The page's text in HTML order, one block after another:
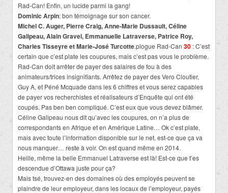
Rad-Can! Enfin, un lucide parmi la gang!
Dominic Arpin: bon témoignage sur son cancer.
Michel C. Auger, Pierre Craig, Anne-Marie Dussault, Céline
Galipeau, Alain Gravel, Emmanuelle Latraverse, Patrice Roy,
Charles Tisseyre et Marie-José Turcotte.plogue Rad-Can 30 : C’est
certain que c’est plate les coupures, mais c’est pas vous le problème.
Rad-Can doit arrêter de payer des salaires de fou à des
animateurs/trices insignifiants. Arrêtez de payer des Vero Cloutier,
Guy A, et Péné Mcquade dans les 6 chiffres et vous serez capables
de payer vos recherchistes et réalisateurs d’Enquête qui ont été
coupés. Pas ben ben compliqué. C’est eux que vous devez blâmer.
Céline Galipeau nous dit qu’avec les coupures, on n’a plus de
correspondants en Afrique et en Amérique Latine… Ok c’est plate,
mais avec toute l’information disponible sur le net, est-ce que ça va
nous manquer… reste à voir. On est quand même en 2014.
Heille, même la belle Emmanuel Latraverse est là! Est-ce que t’es
descendue d’Ottawa juste pour ça?
Mais tsé, trouvez-en des domaines où des employés peuvent se
plaindre de leur employeur, dans les locaux de l’employeur, payés